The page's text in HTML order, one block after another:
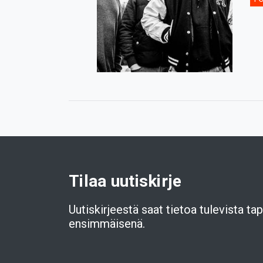
Tilaa uutiskirje
Uutiskirjeestä saat tietoa tulevista
ensimmäisenä.